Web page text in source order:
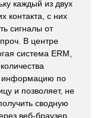
каждый из двух
контакта, с них
сигналы от
В центре
система ERM,
информацию по
и позволяет, не
сводную
веб-браузер.